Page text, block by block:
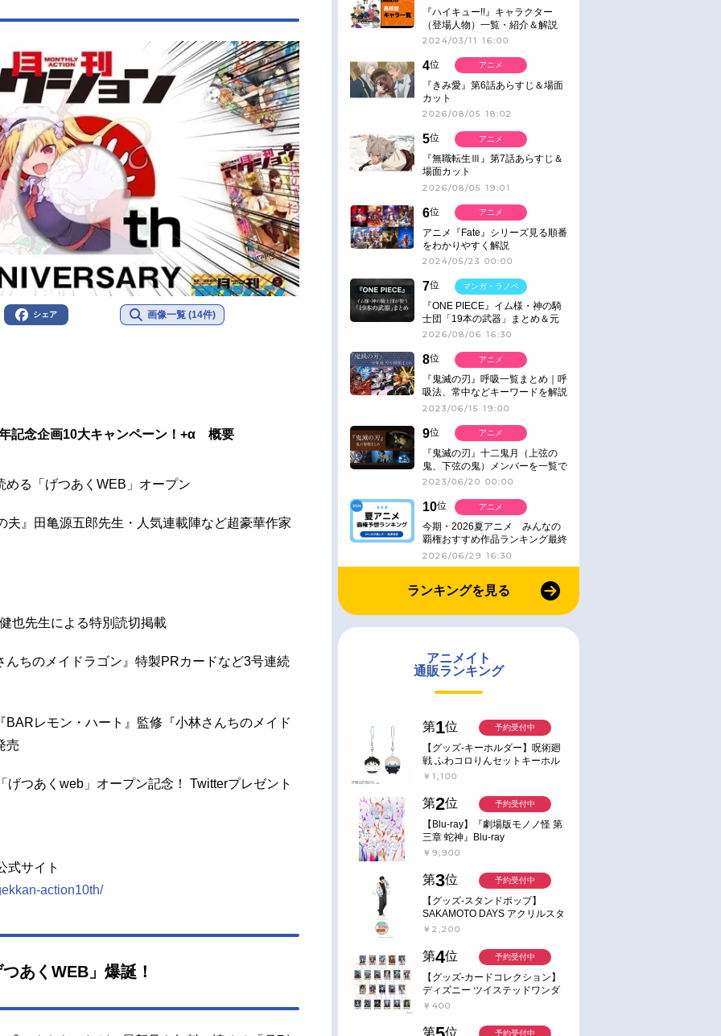
シェア 画像一覧 (14件)
記念企画10大キャンペーン！+α 概要
る「げつあくWEB」オープン
夫』田亀源五郎先生・人気連載陣など超豪華作家
也先生による特別読切掲載
ちのメイドラゴン』特製PRカードなど3号連続
レモン・ハート』監修『小林さんちのメイド
売
つあくweb」オープン記念！ Twitterプレゼント
式サイト
action10th/
あくWEB」爆誕！
『ハイキュー!!』キャラクター
（登場人物）一覧・紹介＆解説
2024/03/11 16:00
4位
『きみ愛』第6話あらすじ＆場面
カット
2026/08/05 18:02
アニメ
5位
『無職転生Ⅲ』第7話あらすじ＆
場面カット
2026/08/05 19:01
アニメ
6位
アニメ『Fate』シリーズ見る順番
をわかりやすく解説
2024/05/23 00:00
アニメ
7位
『ONE PIECE』イム様・神の騎
士団「19本の武器」まとめ＆元
ネタ
2026/08/06 16:30
マンガ・ラノベ
8位
『鬼滅の刃』呼吸一覧まとめ｜呼
吸法、常中などキーワードを解説
2023/06/15 19:00
アニメ
9位
『鬼滅の刃』十二鬼月（上弦の
鬼、下弦の鬼）メンバーを一覧で
紹介＆解説（登場鬼の情報まと
2023/06/20 00:00
アニメ
10位
今期・2026夏アニメ みんなの
覇権おすすめ作品ランキング最終
結果発表！
2026/06/29 16:30
アニメ
ランキングを見る
アニメイト
通販ランキング
第1位
【グッズ-キーホルダー】呪術廻
戦 ふわコロりんセットキーホル
ダー【アニメイト特典付】
￥1,100
予約受付中
第2位
【Blu-ray】『劇場版モノノ怪 第
三章 蛇神』Blu-ray
￥9,900
予約受付中
第3位
【グッズ-スタンドポップ】
SAKAMOTO DAYS アクリルスタ
ンド～Sunny Afternoon～ 4.南雲
￥2,200
予約受付中
第4位
【グッズ-カードコレクション】
ディズニー ツイステッドワンダ
ーランド ランダムカードコレク
￥400
予約受付中
第 位 予約受付中